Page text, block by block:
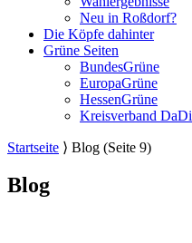
Neu in Roßdorf?
Die Köpfe dahinter
Grüne Seiten
BundesGrüne
EuropaGrüne
HessenGrüne
Kreisverband DaDi
Startseite ⟩ Blog (Seite 9)
Blog